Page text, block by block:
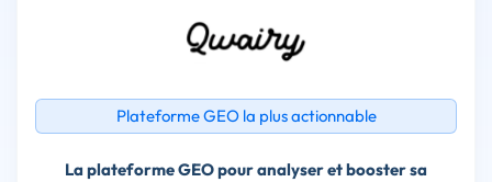
Plateforme GEO la plus actionnable
La plateforme GEO pour analyser et booster sa